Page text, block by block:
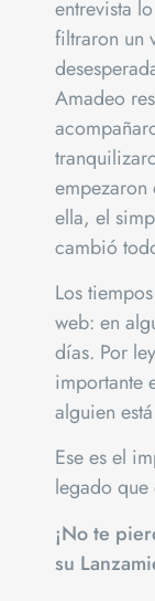
entrevista
filtraron un
Amadeo
ella, el
cambió
Los
web: en
días. Por
importante
alguien
Ese es el
legado
¡No te
su